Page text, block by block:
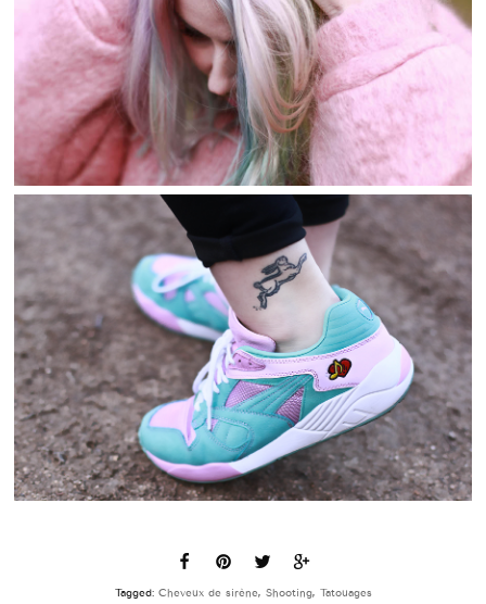
Tagged: Cheveux de sirène, Shooting, Tatouages